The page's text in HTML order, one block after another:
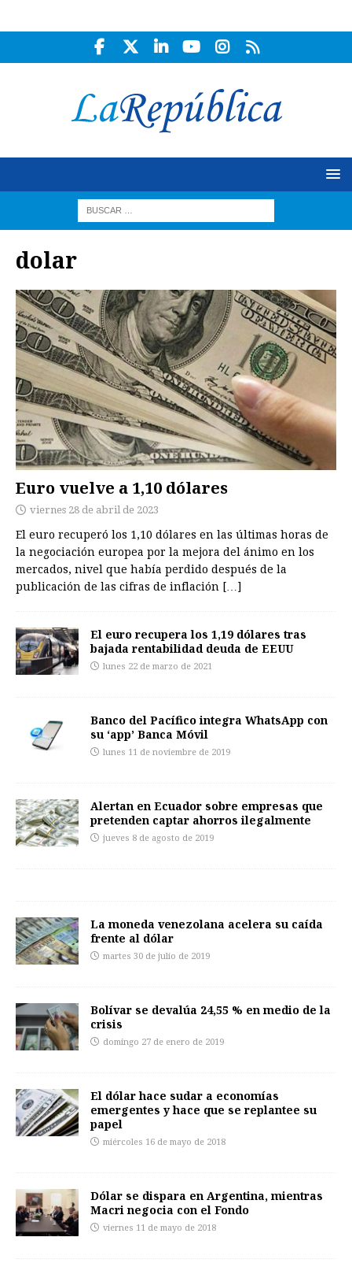
dolar
Euro vuelve a 1,10 dólares
viernes 28 de abril de 2023
El euro recuperó los 1,10 dólares en las últimas horas de
la negociación europea por la mejora del ánimo en los
mercados, nivel que había perdido después de la
publicación de las cifras de inflación […]
El euro recupera los 1,19 dólares tras
bajada rentabilidad deuda de EEUU
lunes 22 de marzo de 2021
Banco del Pacífico integra WhatsApp con
su ‘app’ Banca Móvil
lunes 11 de noviembre de 2019
Alertan en Ecuador sobre empresas que
pretenden captar ahorros ilegalmente
jueves 8 de agosto de 2019
La moneda venezolana acelera su caída
frente al dólar
martes 30 de julio de 2019
Bolívar se devalúa 24,55 % en medio de la
crisis
domingo 27 de enero de 2019
El dólar hace sudar a economías
emergentes y hace que se replantee su
papel
miércoles 16 de mayo de 2018
Dólar se dispara en Argentina, mientras
Macri negocia con el Fondo
viernes 11 de mayo de 2018